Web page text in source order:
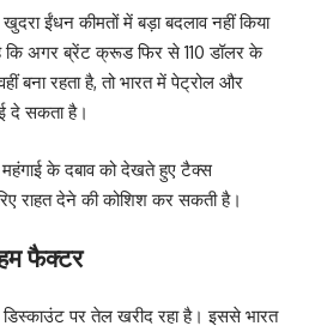
ईंधन कीमतों में बड़ा बदलाव नहीं किया
कि अगर ब्रेंट क्रूड फिर से 110 डॉलर के
बना रहता है, तो भारत में पेट्रोल और
दे सकता है।
के दबाव को देखते हुए टैक्स
राहत देने की कोशिश कर सकती है।
फैक्टर
पर तेल खरीद रहा है। इससे भारत